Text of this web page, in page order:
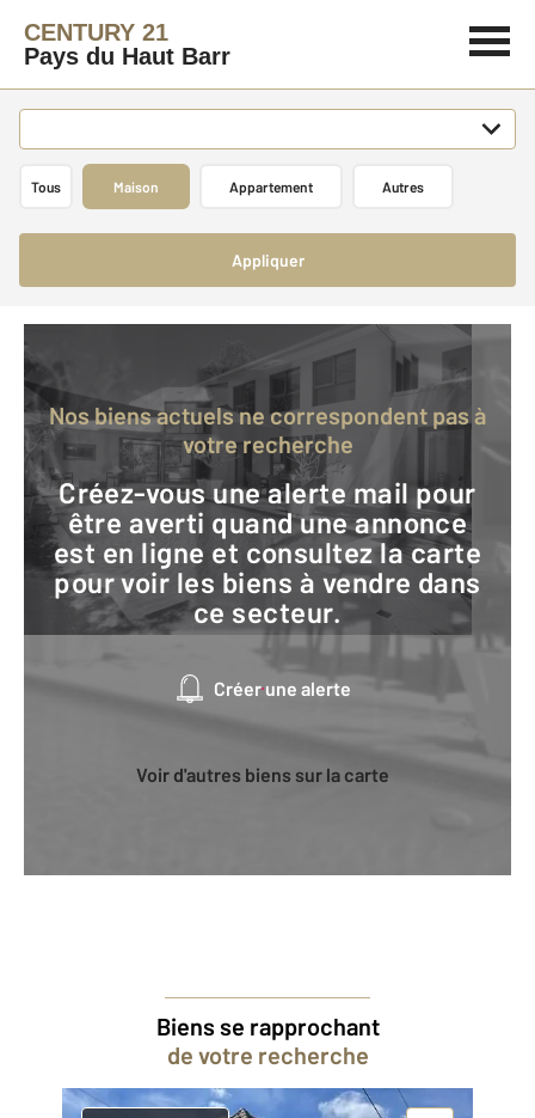
CENTURY 21
Pays du Haut Barr
Tous Maison Appartement Autres
Appliquer
Nos biens actuels ne correspondent pas à
votre recherche
Créez-vous une alerte mail pour
être averti quand une annonce
est en ligne et consultez la carte
pour voir les biens à vendre dans
ce secteur.
Créer une alerte
Voir d'autres biens sur la carte
Biens se rapprochant
de votre recherche